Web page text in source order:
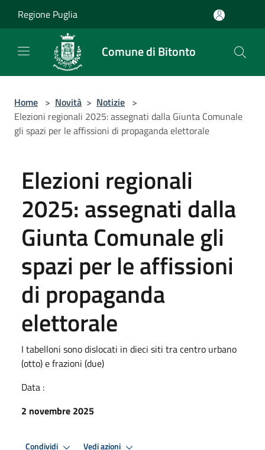
Regione Puglia
Comune di Bitonto
Home > Novità > Notizie >
Elezioni regionali 2025: assegnati dalla Giunta Comunale
gli spazi per le affissioni di propaganda elettorale
Elezioni regionali
2025: assegnati dalla
Giunta Comunale gli
spazi per le affissioni
di propaganda
elettorale
I tabelloni sono dislocati in dieci siti tra centro urbano
(otto) e frazioni (due)
Data :
2 novembre 2025
Condividi Vedi azioni